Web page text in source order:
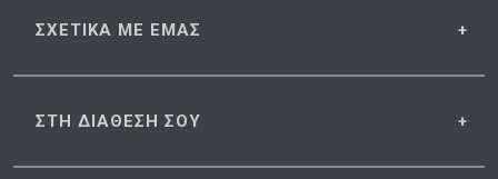
ΣΧΕΤΙΚΑ ΜΕ ΕΜΑΣ
ΣΤΗ ΔΙΑΘΕΣΗ ΣΟΥ